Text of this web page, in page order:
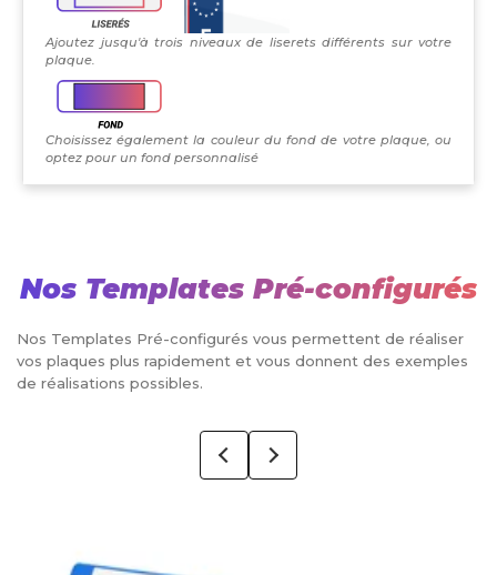
Ajoutez jusqu'à trois niveaux de liserets différents sur votre
plaque.
Choisissez également la couleur du fond de votre plaque, ou
optez pour un fond personnalisé
Nos Templates Pré-configurés
Nos Templates Pré-configurés vous permettent de réaliser
vos plaques plus rapidement et vous donnent des exemples
de réalisations possibles.